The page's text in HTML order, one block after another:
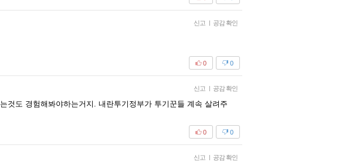
신고 | 공감 확인
0
0
신고 | 공감 확인
것도 경험해봐야하는거지. 내란투기정부가 투기꾼들 계속 살려주
0
0
신고 | 공감 확인